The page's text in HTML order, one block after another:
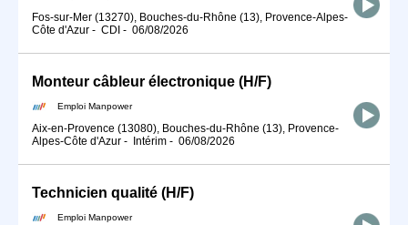
Fos-sur-Mer (13270), Bouches-du-Rhône (13), Provence-Alpes-
Côte d'Azur - CDI - 06/08/2026
Monteur câbleur électronique (H/F)
Emploi Manpower
Aix-en-Provence (13080), Bouches-du-Rhône (13), Provence-
Alpes-Côte d'Azur - Intérim - 06/08/2026
Technicien qualité (H/F)
Emploi Manpower